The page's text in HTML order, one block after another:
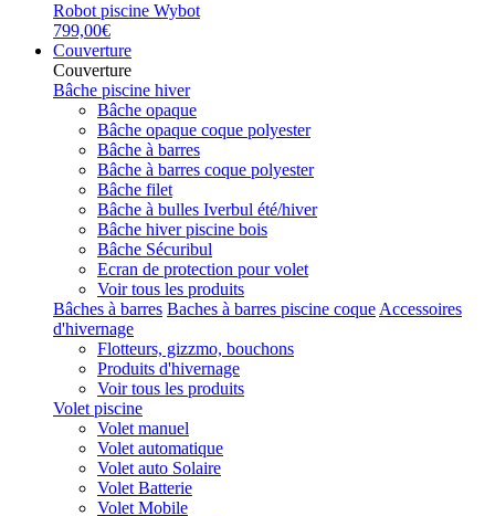
Robot piscine Wybot
799,00€
Couverture
Couverture
Bâche piscine hiver
Bâche opaque
Bâche opaque coque polyester
Bâche à barres
Bâche à barres coque polyester
Bâche filet
Bâche à bulles Iverbul été/hiver
Bâche hiver piscine bois
Bâche Sécuribul
Ecran de protection pour volet
Voir tous les produits
Bâches à barres Baches à barres piscine coque Accessoires
d'hivernage
Flotteurs, gizzmo, bouchons
Produits d'hivernage
Voir tous les produits
Volet piscine
Volet manuel
Volet automatique
Volet auto Solaire
Volet Batterie
Volet Mobile